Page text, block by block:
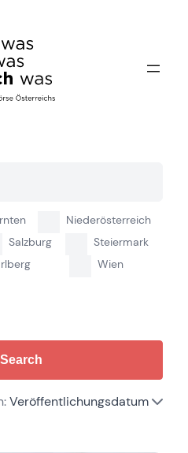
Niederösterreich
Salzburg
Steiermark
Wien
Search
Veröffentlichungsdatum